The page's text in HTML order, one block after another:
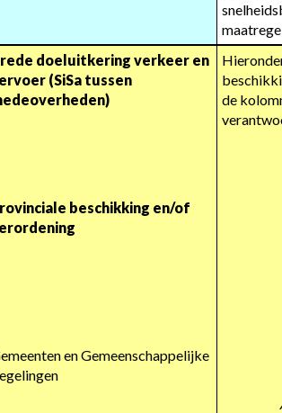
doeluitkering verkeer en
(SiSa tussen
de
beschikking en/of
en Gemeenschappelijke